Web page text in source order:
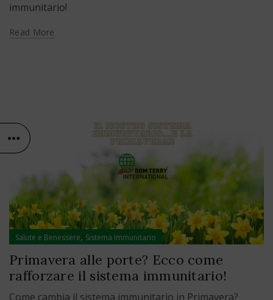
immunitario!
Read More
Salute e Benessere, Sistema Immunitario
Primavera alle porte? Ecco come
rafforzare il sistema immunitario!
Come cambia il sistema immunitario in Primavera?